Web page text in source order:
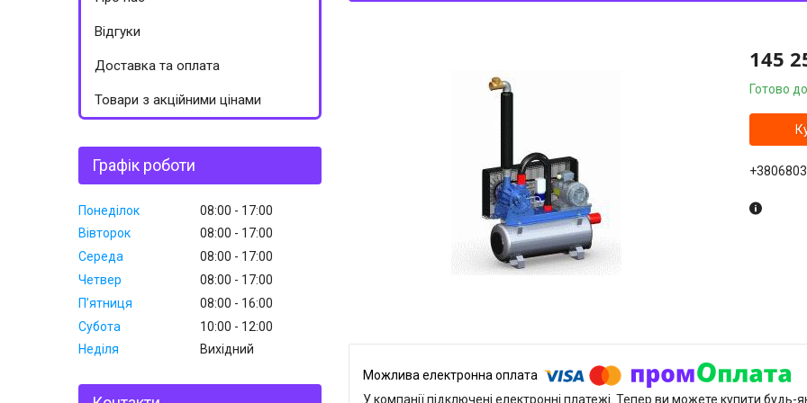
145
Готово
У компанії підключені електронні платежі. Тепер ви можете купити
Відгуки
Доставка та оплата
Товари з акційними цінами
Графік роботи
Понеділок 08:00
17:00
Вівторок
08:00
17:00
Середа
08:00
17:00
Четвер
08:00
17:00
Пʼятниця
08:00
16:00
Субота
10:00
12:00
Неділя
Вихідний